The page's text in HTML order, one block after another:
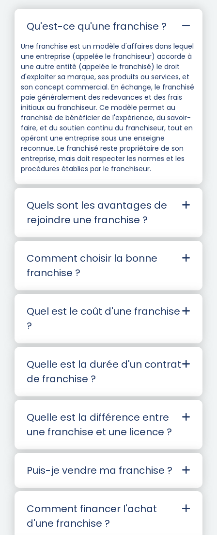
Qu'est-ce qu'une franchise ?
Une franchise est un modèle d'affaires dans lequel
une entreprise (appelée le franchiseur) accorde à
une autre entité (appelée le franchisé) le droit
d'exploiter sa marque, ses produits ou services, et
son concept commercial. En échange, le franchisé
paie généralement des redevances et des frais
initiaux au franchiseur. Ce modèle permet au
franchisé de bénéficier de l'expérience, du savoir-
faire, et du soutien continu du franchiseur, tout en
opérant une entreprise sous une enseigne
reconnue. Le franchisé reste propriétaire de son
entreprise, mais doit respecter les normes et les
procédures établies par le franchiseur.
Quels sont les avantages de
rejoindre une franchise ?
Comment choisir la bonne
franchise ?
Quel est le coût d'une franchise
?
Quelle est la durée d'un contrat
de franchise ?
Quelle est la différence entre
une franchise et une licence ?
Puis-je vendre ma franchise ?
Comment financer l'achat
d'une franchise ?